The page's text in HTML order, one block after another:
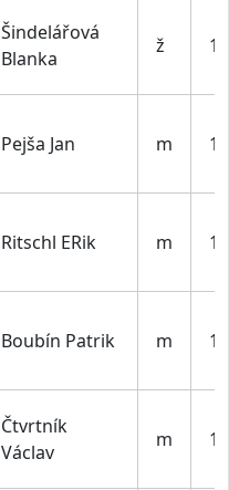
Šindelářová
Blanka
ž
Pejša Jan m
Ritschl ERik m
Boubín Patrik m
Čtvrtník
Václav
m